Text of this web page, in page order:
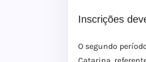
Inscrições
O segundo
Catarina,